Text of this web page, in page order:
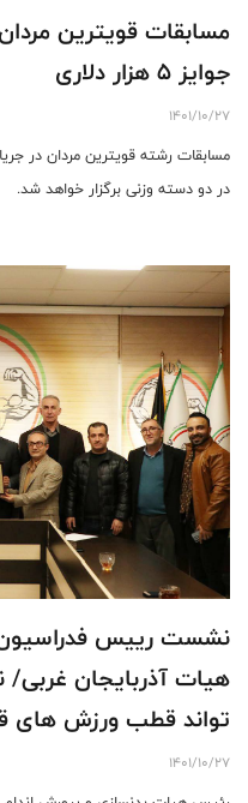
مسابقات قویترین
جوایز 5 هزار دلاری
1401/10/27
مسابقات رشته قویترین مردان در
در دو دسته وزنی برگزار خواهد شد.
نشست رییس فدراسیون
هیات آذربایجان غربی/
تواند قطب ورزش های
1401/10/27